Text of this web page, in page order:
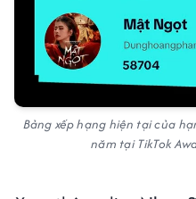
Bảng xếp hạng hiện tại của
năm tại TikTok